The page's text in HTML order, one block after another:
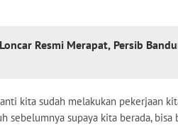
Resmi Merapat, Persib
kita sudah melakukan pekerjaan
sebelumnya supaya kita berada,